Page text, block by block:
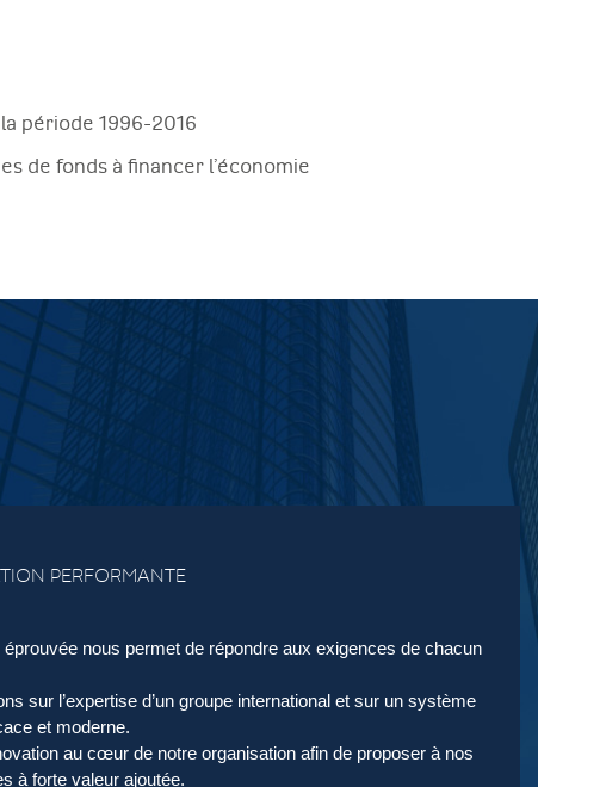
période 1996-2016
de fonds à financer l’économie
PERFORMANTE
éprouvée nous permet de répondre aux exigences de chacun
sur l’expertise d’un groupe international et sur un système
et moderne.
au cœur de notre organisation afin de proposer à nos
à forte valeur ajoutée.